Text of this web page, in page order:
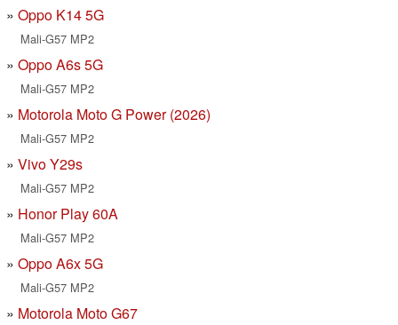
Oppo K14 5G
Mali-G57 MP2
Oppo A6s 5G
Mali-G57 MP2
Motorola Moto G Power (2026)
Mali-G57 MP2
Vivo Y29s
Mali-G57 MP2
Honor Play 60A
Mali-G57 MP2
Oppo A6x 5G
Mali-G57 MP2
Motorola Moto G67